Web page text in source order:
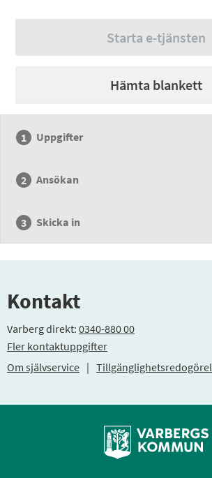
Starta e-tjänsten
Hämta blankett
Uppgifter
Ansökan
Skicka in
Kontakt
Varberg direkt: 0340-880 00
Fler kontaktuppgifter
Om självservice |